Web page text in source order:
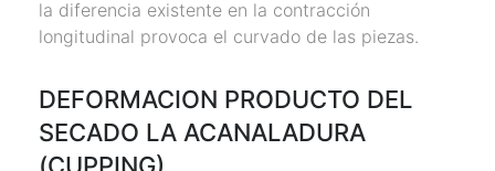
la diferencia existente en la contracción
longitudinal provoca el curvado de las piezas.
DEFORMACION PRODUCTO DEL
SECADO LA ACANALADURA